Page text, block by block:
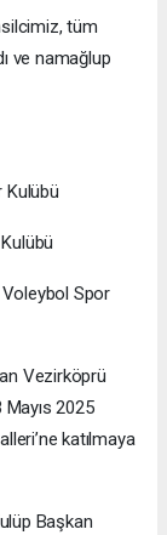
tüm
ve namağlup
Kulübü
Spor
Vezirköprü
2025
katılmaya
Başkan